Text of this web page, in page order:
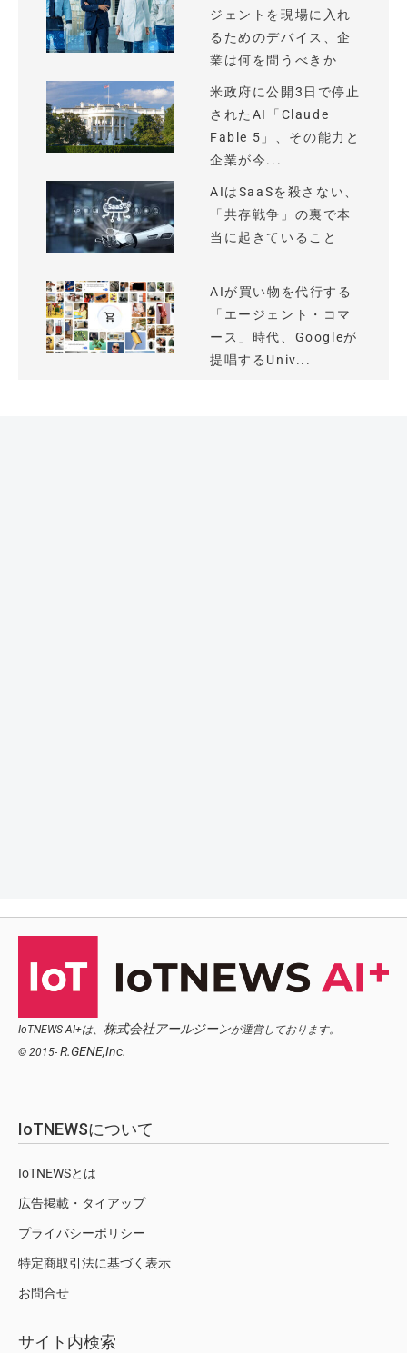
ジェントを現場に入れ
るためのデバイス、企
業は何を問うべきか
米政府に公開3日で停止
されたAI「Claude
Fable 5」、その能力と
企業が今...
AIはSaaSを殺さない、
「共存戦争」の裏で本
当に起きていること
AIが買い物を代行する
「エージェント・コマ
ース」時代、Googleが
提唱するUniv...
IoTNEWS AI+は、 株式会社アールジーンが運営しております。
© 2015- R.GENE,Inc.
IoTNEWSについて
IoTNEWSとは
広告掲載・タイアップ
プライバシーポリシー
特定商取引法に基づく表示
お問合せ
サイト内検索